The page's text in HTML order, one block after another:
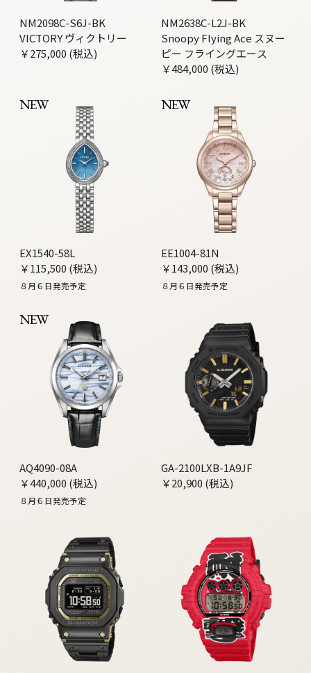
NM2098C-S6J-BK
VICTORY ヴィクトリー
￥275,000 (税込)
NM2638C-L2J-BK
Snoopy Flying Ace スヌー
ピー フライングエース
￥484,000 (税込)
NEW
EX1540-58L
￥115,500 (税込)
８月６日発売予定
NEW
EE1004-81N
￥143,000 (税込)
８月６日発売予定
NEW
AQ4090-08A
￥440,000 (税込)
８月６日発売予定
GA-2100LXB-1A9JF
￥20,900 (税込)